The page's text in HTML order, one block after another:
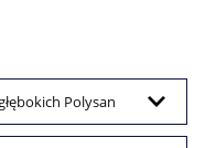
Polysan